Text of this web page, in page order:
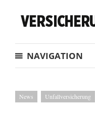
NAVIGATION
News Unfallversicherung